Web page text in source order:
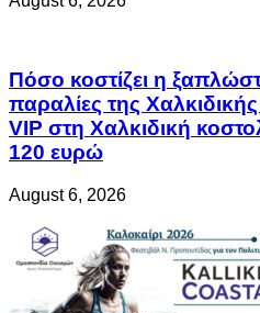
Πόσο κοστίζει η
παραλίες της Χαλκιδικής
VIP στη Χαλκιδική
120 ευρώ
August 6, 2026